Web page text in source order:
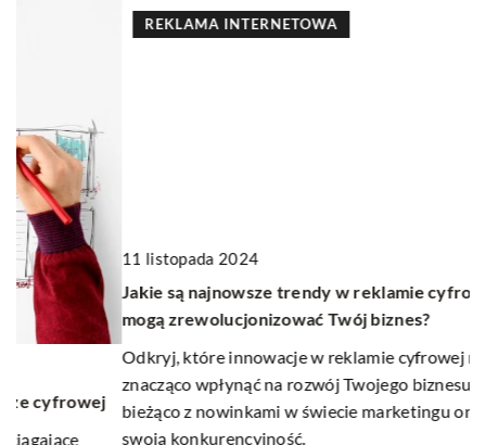
REKLAMA INTERNETOWA
11 listopada 2024
Jakie są najnowsze trendy w reklamie cyfrowej, które
mogą zrewolucjonizować Twój biznes?
Odkryj, które innowacje w reklamie cyfrowej mogą
znacząco wpłynąć na rozwój Twojego biznesu. Bądź na
bieżąco z nowinkami w świecie marketingu online i zwiększ
swoją konkurencyjność.